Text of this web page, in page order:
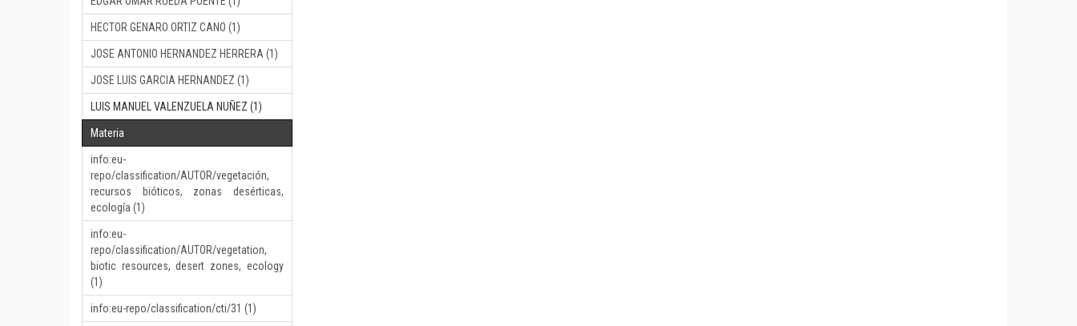
HECTOR GENARO ORTIZ CANO (1)
JOSE ANTONIO HERNANDEZ HERRERA (1)
JOSE LUIS GARCIA HERNANDEZ (1)
LUIS MANUEL VALENZUELA NUÑEZ (1)
Materia
info:eu-
repo/classification/AUTOR/vegetación,
recursos bióticos, zonas desérticas,
ecología (1)
info:eu-
repo/classification/AUTOR/vegetation,
biotic resources, desert zones, ecology
(1)
info:eu-repo/classification/cti/31 (1)